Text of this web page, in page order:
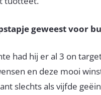
geweest voor
had hij er al 3 on
en deze mooi
slechts als vijfde